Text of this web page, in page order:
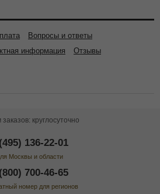
Вопросы и ответы
информация Отзывы
круглосуточно
136-22-01
Москвы и области
700-46-65
номер для регионов